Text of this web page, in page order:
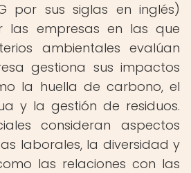
por sus siglas en inglés)
las empresas en las que
ambientales evalúan
gestiona sus impactos
la huella de carbono, el
y la gestión de residuos.
consideran aspectos
laborales, la diversidad y
las relaciones con las